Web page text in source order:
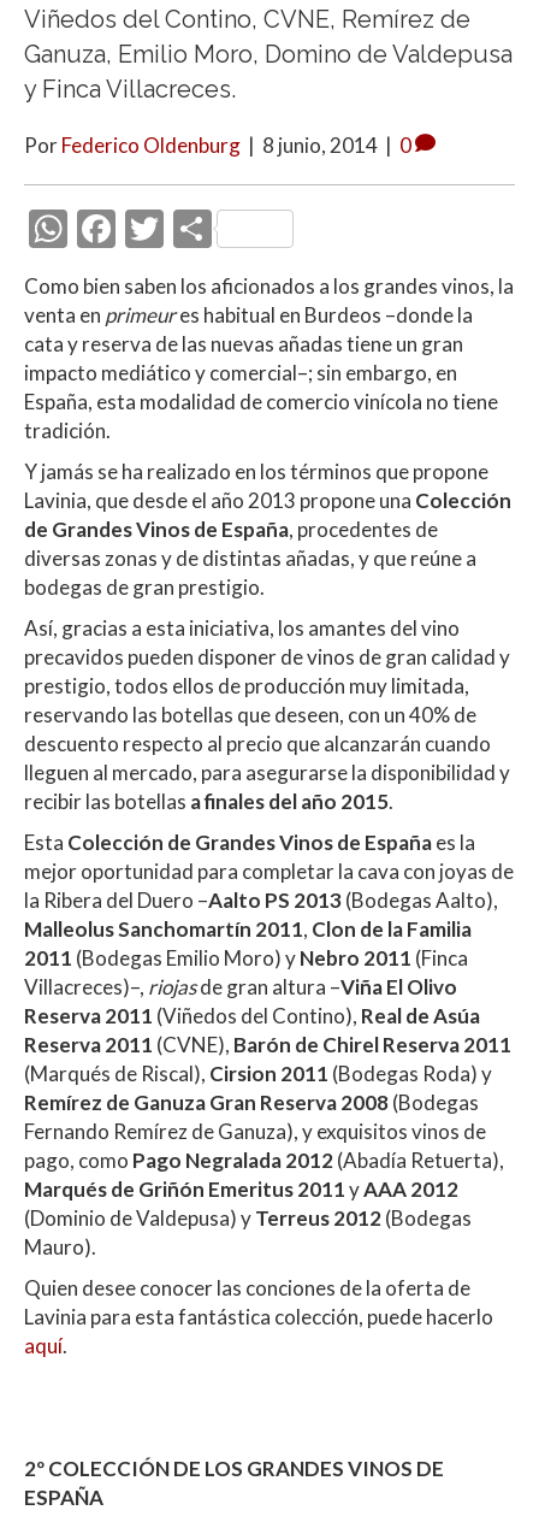
Viñedos del Contino, CVNE, Remírez de
Ganuza, Emilio Moro, Domino de Valdepusa
y Finca Villacreces.
PorFederico Oldenburg | 8 junio, 2014 | 0
W
h
at
s
A
p
p
F
ac
e
b
o
o
k
T
w
itt
er
C
o
m
p
ar
ti
r
Como bien saben los aficionados a los grandes vinos, la
venta en primeures habitual en Burdeos –donde la
cata y reserva de las nuevas añadas tiene un gran
impacto mediático y comercial–; sin embargo, en
España, esta modalidad de comercio vinícola no tiene
tradición.
Y jamás se ha realizado en los términos que propone
Lavinia, que desde el año 2013 propone una Colección
de Grandes Vinos de España, procedentes de
diversas zonas y de distintas añadas, y que reúne a
bodegas de gran prestigio.
Así, gracias a esta iniciativa, los amantes del vino
precavidos pueden disponer de vinos de gran calidad y
prestigio, todos ellos de producción muy limitada,
reservando las botellas que deseen, con un 40% de
descuento respecto al precio que alcanzarán cuando
lleguen al mercado, para asegurarse la disponibilidad y
recibir las botellas a finales del año 2015.
Esta Colección de Grandes Vinos de Españaes la
mejor oportunidad para completar la cava con joyas de
la Ribera del Duero –Aalto PS 2013(Bodegas Aalto),
Malleolus Sanchomartín 2011, Clon de la Familia
2011 (Bodegas Emilio Moro) yNebro 2011 (Finca
Villacreces)–, riojasde gran altura –Viña El Olivo
Reserva 2011 (Viñedos del Contino), Real de Asúa
Reserva 2011 (CVNE), Barón de Chirel Reserva 2011
(Marqués de Riscal), Cirsion 2011 (Bodegas Roda) y
Remírez de Ganuza Gran Reserva 2008(Bodegas
Fernando Remírez de Ganuza), y exquisitos vinos de
pago, como Pago Negralada 2012(Abadía Retuerta),
Marqués de Griñón Emeritus 2011yAAA 2012
(Dominio de Valdepusa) yTerreus 2012(Bodegas
Mauro).
Quien desee conocer las conciones de la oferta de
Lavinia para esta fantástica colección, puede hacerlo
aquí.
2º COLECCIÓN DE LOS GRANDES VINOS DE
ESPAÑA